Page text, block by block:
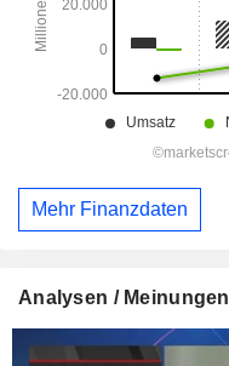
Mehr Finanzdaten
Analysen / Meinungen